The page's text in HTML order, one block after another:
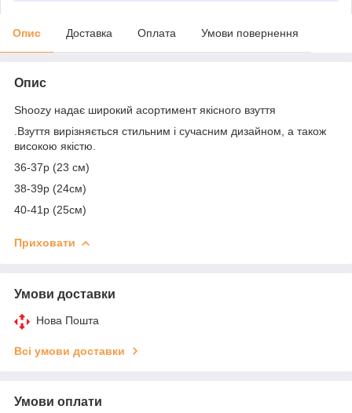
Опис Доставка Оплата Умови повернення
Опис
Shoozy надає широкий асортимент якісного взуття
.Взуття вирізняється стильним і сучасним дизайном, а також
високою якістю.
36-37р (23 см)
38-39р (24см)
40-41р (25см)
Приховати
Умови доставки
Нова Пошта
Всі умови доставки
Умови оплати